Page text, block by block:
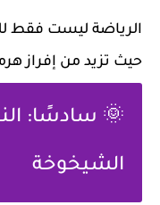
الرياضة ليست فقط
حيث تزيد من إفراز
🌞 سادسًا:
الشيخوخة